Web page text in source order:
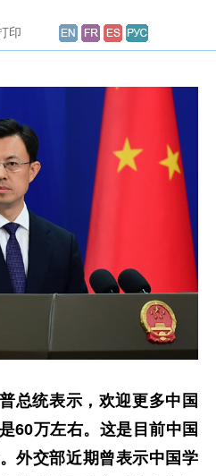
印
总统表示，欢迎更多中国
60万左右。这是目前中国
外交部近期曾表示中国学